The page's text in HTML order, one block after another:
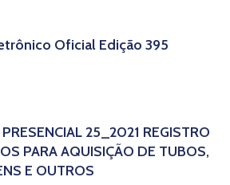
Oficial Edição 395
25_2021 REGISTRO
PARA AQUISIÇÃO DE TUBOS,
E OUTROS